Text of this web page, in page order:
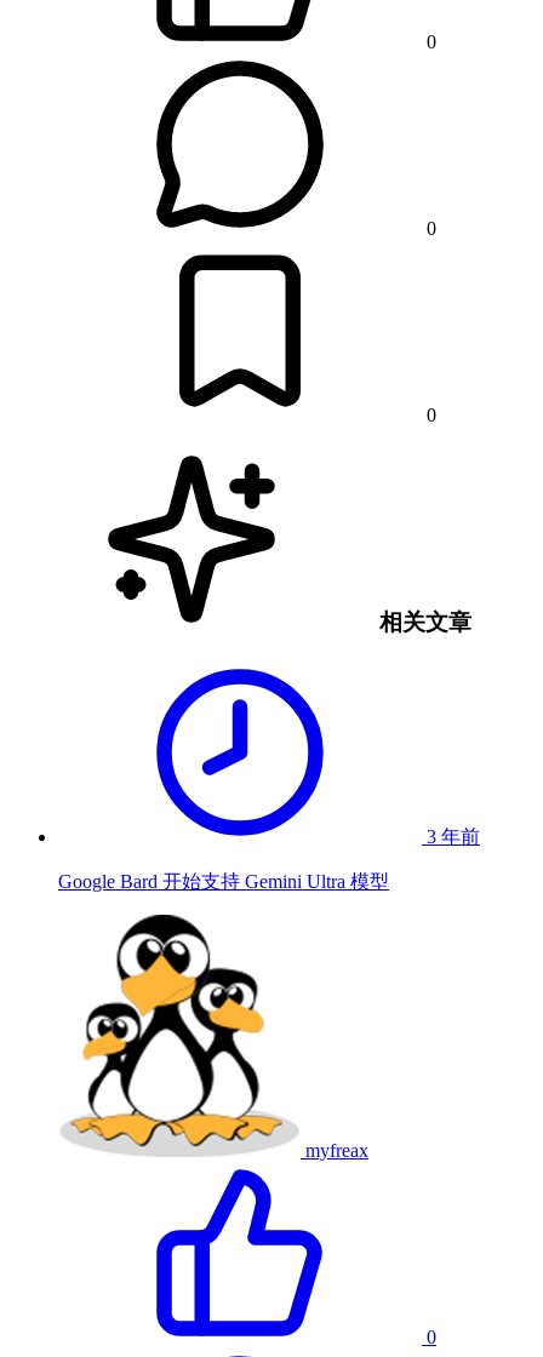
0
0
0
相关文章
3 年前
Google Bard 开始支持 Gemini Ultra 模型
myfreax
0